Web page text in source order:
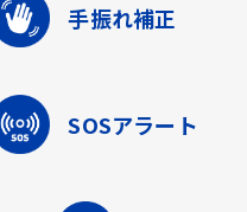
手振れ補正
SOSアラート